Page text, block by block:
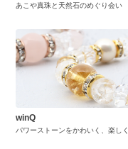
あこや真珠と天然石のめぐり会い
winQ
パワーストーンをかわいく、楽しく